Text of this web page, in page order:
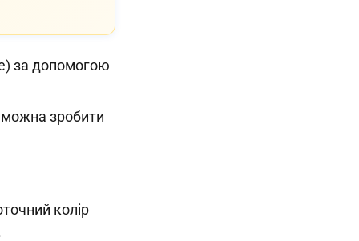
за допомогою
зробити
колір